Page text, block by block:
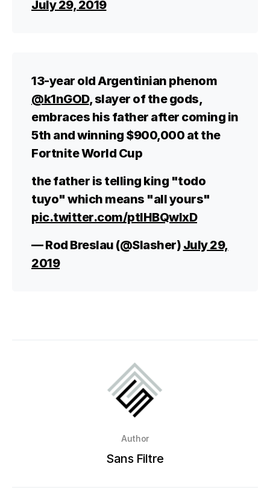
July 29, 2019
13-year old Argentinian phenom
@k1nGOD, slayer of the gods,
embraces his father after coming in
5th and winning $900,000 at the
Fortnite World Cup
the father is telling king "todo
tuyo" which means "all yours"
pic.twitter.com/ptIHBQwIxD
— Rod Breslau (@Slasher) July 29,
2019
Author
Sans Filtre